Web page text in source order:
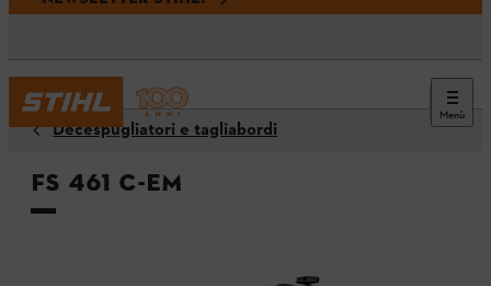
Menù
Decespugliatori e tagliabordi
FS 461 C-EM